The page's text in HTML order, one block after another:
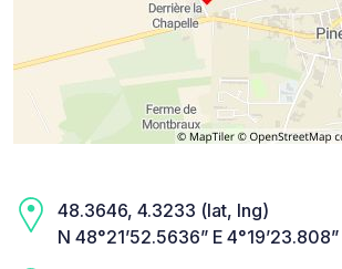
48.3646, 4.3233 (lat, lng)
N 48°21’52.5636” E 4°19’23.808”